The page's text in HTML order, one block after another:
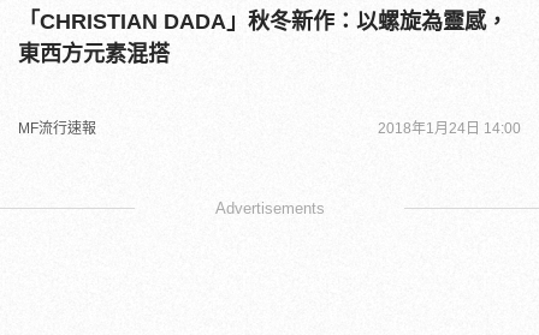
「CHRISTIAN DADA」秋冬新作：以螺旋為靈感，
東西方元素混搭
MF流行速報 2018年1月24日 14:00
Advertisements